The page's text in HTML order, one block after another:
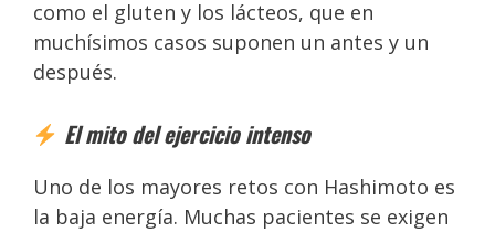
como el gluten y los lácteos, que en
muchísimos casos suponen un antes y un
después.
El mito del ejercicio intenso
Uno de los mayores retos con Hashimoto es
la baja energía. Muchas pacientes se exigen